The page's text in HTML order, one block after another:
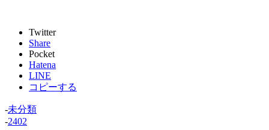
Twitter
Share
Pocket
Hatena
LINE
コピーする
-未分類
-2402